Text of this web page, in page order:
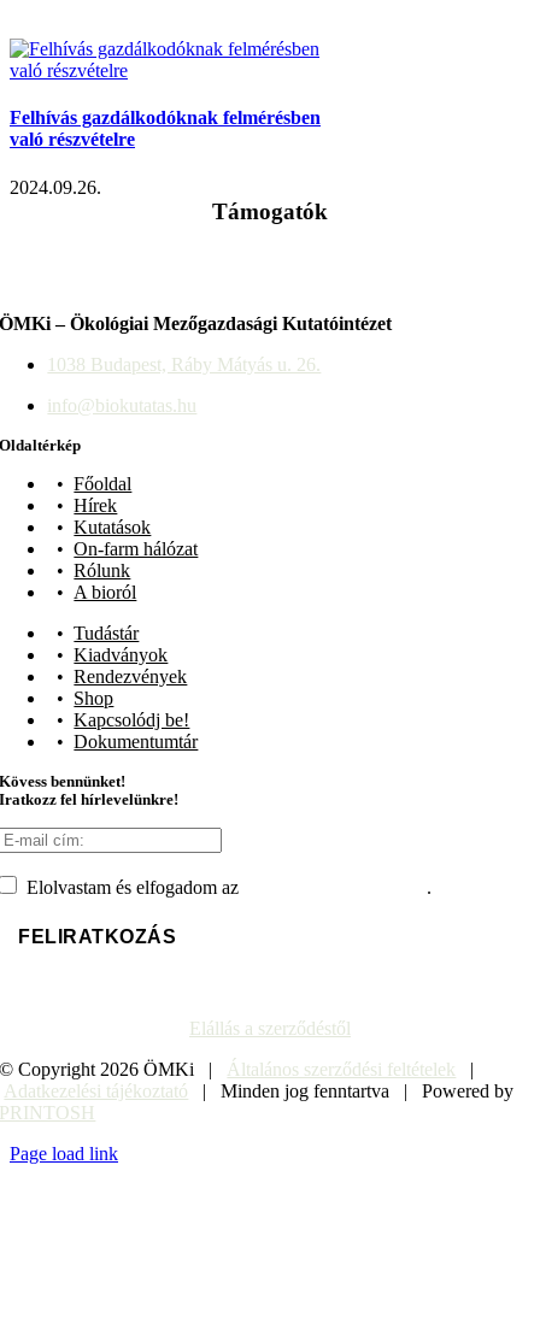
Felhívás gazdálkodóknak felmérésben
való részvételre
2024.09.26.
Támogatók
ÖMKi – Ökológiai Mezőgazdasági Kutatóintézet
1038 Budapest, Ráby Mátyás u. 26.
info@biokutatas.hu
Oldaltérkép
Főoldal
Hírek
Kutatások
On-farm hálózat
Rólunk
A bioról
Tudástár
Kiadványok
Rendezvények
Shop
Kapcsolódj be!
Dokumentumtár
Kövess bennünket!
Iratkozz fel hírlevelünkre!
Elolvastam és elfogadom az .
Elállás a szerződéstől
© Copyright 2026 ÖMKi | Általános szerződési feltételek |
Adatkezelési tájékoztató | Minden jog fenntartva | Powered by
PRINTOSH
Page load link